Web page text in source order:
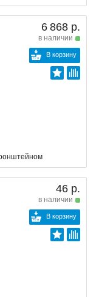
6 868 р.
в наличии
В корзину
46 р.
в наличии
В корзину